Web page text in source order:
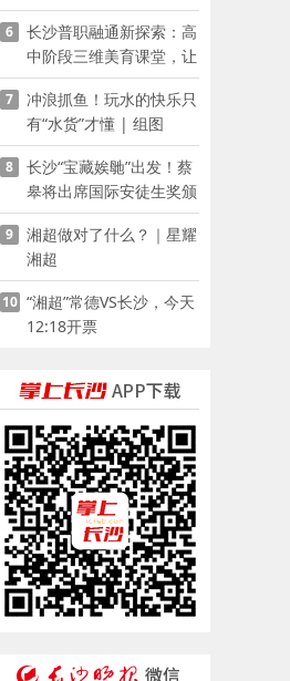
溺水课堂搬到乡村青少年
家门口
6
长沙普职融通新探索：高
中阶段三维美育课堂，让
少年向美而生
7
冲浪抓鱼！玩水的快乐只
有“水货”才懂 | 组图
8
长沙“宝藏娭毑”出发！蔡
皋将出席国际安徒生奖颁
奖典礼并领奖
9
湘超做对了什么？｜星耀
湘超
10 “湘超”常德VS长沙，今天
12:18开票